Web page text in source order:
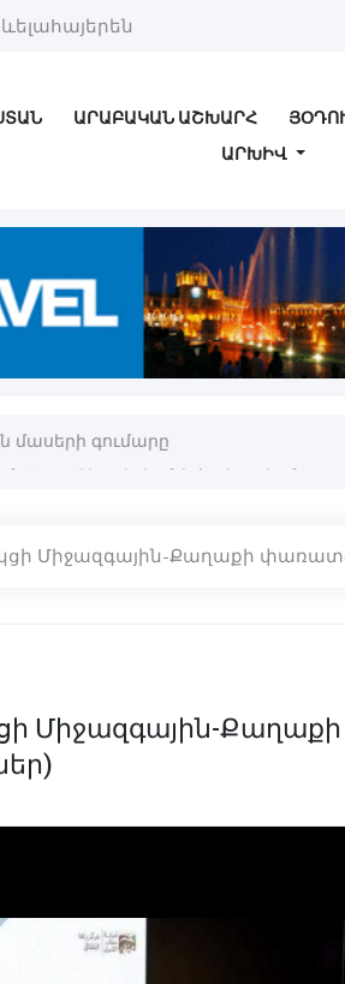
ԱՐԱԲԱԿԱՆ ԱՇԽԱՐՀ
ԱՐԽԻՎ
մասերի գումարը
Միջազգային-Քաղաքի
Միջազգային-Քաղաքի